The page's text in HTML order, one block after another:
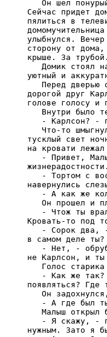
Он шел
Сейчас придет
пялиться в
улыбнулся.
сторону от
крыше. За трубой.
Домик стоял
уютный и
Перед дверью
дорогой друг
голове голосу и
Внутри было
- Карлсон? -
Что-то
тусклый свет
на кровати
- Привет,
- Тортом с
навернулись
- А как же
Он прошел и
- Чтож ты
Кровать-то под
- Сорок два,
в самом деле
- Нет, -
не Карлсон, и
Голос старика
- Как же
появляться? Где
Он
- А где был
Малыш открыл
- Я скажу, -
нужным. Зато я